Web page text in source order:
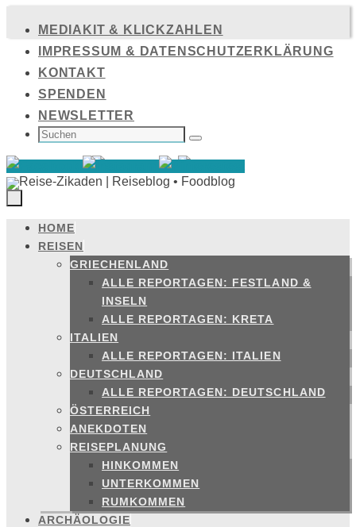
Inhalt
springen
MEDIAKIT & KLICKZAHLEN
IMPRESSUM & DATENSCHUTZERKLÄRUNG
KONTAKT
SPENDEN
NEWSLETTER
SUCHEN
NACH: Suchen
Zum
Inhalt
springen
HOME
REISEN
GRIECHENLAND
ALLE REPORTAGEN: FESTLAND &
INSELN
ALLE REPORTAGEN: KRETA
ITALIEN
ALLE REPORTAGEN: ITALIEN
DEUTSCHLAND
ALLE REPORTAGEN: DEUTSCHLAND
ÖSTERREICH
ANEKDOTEN
REISEPLANUNG
HINKOMMEN
UNTERKOMMEN
RUMKOMMEN
ARCHÄOLOGIE